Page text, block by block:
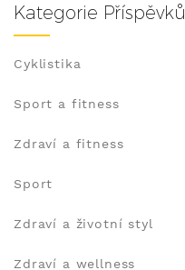
Kategorie Příspěvků
Cyklistika
Sport a fitness
Zdraví a fitness
Sport
Zdraví a životní styl
Zdraví a wellness